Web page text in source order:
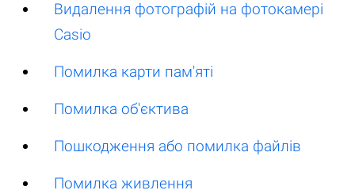
Видалення фотографій на фотокамері
Casio
Помилка карти пам'яті
Помилка об'єктива
Пошкодження або помилка файлів
Помилка живлення